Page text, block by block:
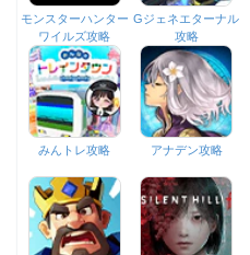
モンスターハンター
ワイルズ攻略
Gジェネエターナル
攻略
みんトレ攻略 アナデン攻略